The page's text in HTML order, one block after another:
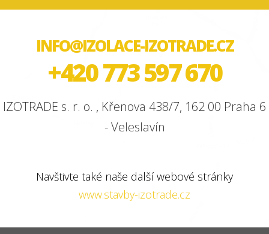
INFO@IZOLACE-IZOTRADE.CZ
+420 773 597 670
IZOTRADE s. r. o. , Křenova 438/7, 162 00 Praha 6
- Veleslavín
Navštivte také naše další webové stránky
www.stavby-izotrade.cz